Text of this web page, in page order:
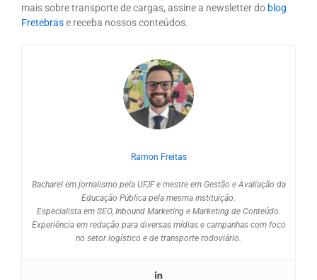
mais sobre transporte de cargas, assine a newsletter do blog
Fretebrase receba nossos conteúdos.
Ramon Freitas
Bacharel em jornalismo pela UFJF e mestre em Gestão e Avaliação da
Educação Pública pela mesma instituição.
Especialista em SEO, Inbound Marketing e Marketing de Conteúdo.
Experiência em redação para diversas mídias e campanhas com foco
no setor logístico e de transporte rodoviário.